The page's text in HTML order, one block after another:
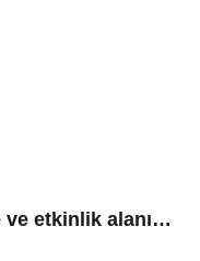
etkinlik alanı…